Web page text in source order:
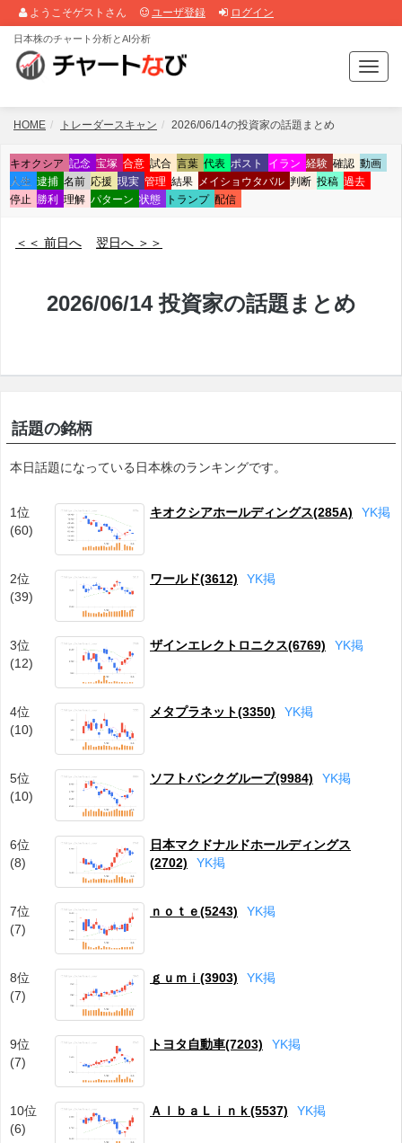
ようこそゲストさん ユーザ登録 ログイン
T
o
g
e
n
a
日本株のチャート分析とAI分析
HOME トレーダースキャン 2026/06/14の投資家の話題まとめ
キオクシア 記念 宝塚 合意 試合 言葉 代表 ポスト イラン 経験 確認 動画
人生 逮捕 名前 応援 現実 管理 結果 メイショウタバル 判断 投稿 過去
停止 勝利 理解 パターン 状態 トランプ 配信
＜＜ 前日へ 翌日へ ＞＞
2026/06/14 投資家の話題まとめ
話題の銘柄
本日話題になっている日本株のランキングです。
1位
(60)
キオクシアホールディングス(285A) YK掲
2位
(39)
ワールド(3612) YK掲
3位
(12)
ザインエレクトロニクス(6769) YK掲
4位
(10)
メタプラネット(3350) YK掲
5位
(10)
ソフトバンクグループ(9984) YK掲
6位
(8)
日本マクドナルドホールディングス
(2702)
YK掲
7位
(7)
ｎｏｔｅ(5243) YK掲
8位
(7)
ｇｕｍｉ(3903) YK掲
9位
(7)
トヨタ自動車(7203) YK掲
10位
(6)
ＡｌｂａＬｉｎｋ(5537) YK掲